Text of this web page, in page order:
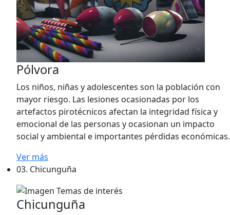
Pólvora
Los niños, niñas y adolescentes son la población con
mayor riesgo. Las lesiones ocasionadas por los
artefactos pirotécnicos afectan la integridad física y
emocional de las personas y ocasionan un impacto
social y ambiental e importantes pérdidas económicas.
Ver más
03. Chicunguña
Chicunguña